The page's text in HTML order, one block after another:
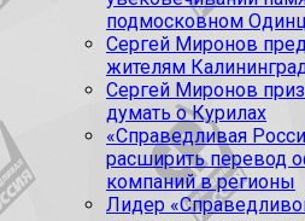
подмосковном
Сергей Миронов
жителям
Сергей Миронов
думать о Курилах
«Справедливая
расширить перевод
компаний в регионы
Лидер